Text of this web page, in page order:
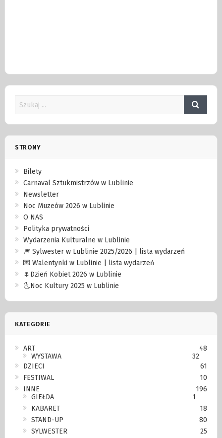
STRONY
Bilety
Carnaval Sztukmistrzów w Lublinie
Newsletter
Noc Muzeów 2026 w Lublinie
O NAS
Polityka prywatności
Wydarzenia Kulturalne w Lublinie
🎆 Sylwester w Lublinie 2025/2026 | lista wydarzeń
💌 Walentynki w Lublinie | lista wydarzeń
🌷Dzień Kobiet 2026 w Lublinie
🌜Noc Kultury 2025 w Lublinie
KATEGORIE
ART
48
WYSTAWA
32
DZIECI
61
FESTIWAL
10
INNE
196
GIEŁDA
1
KABARET
18
STAND-UP
80
SYLWESTER
25